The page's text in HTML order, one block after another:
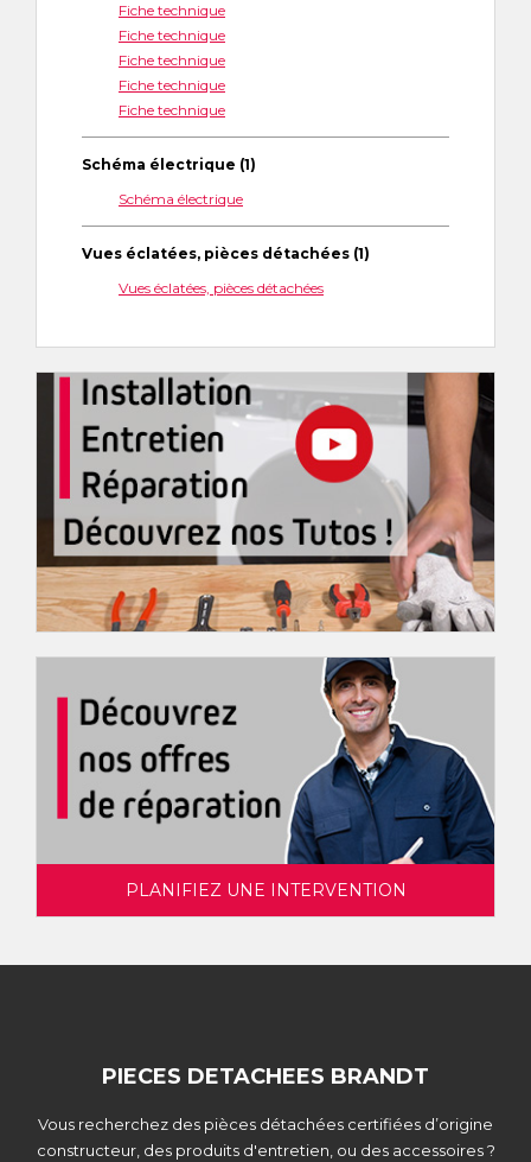
Fiche technique
Fiche technique
Fiche technique
Fiche technique
Fiche technique
Schéma électrique (1)
Schéma électrique
Vues éclatées, pièces détachées (1)
Vues éclatées, pièces détachées
PLANIFIEZ UNE INTERVENTION
PIECES DETACHEES BRANDT
Vous recherchez des pièces détachées certifiées d’origine
constructeur, des produits d'entretien, ou des accessoires ?